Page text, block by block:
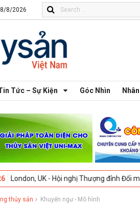
8/2026
Tức – Sự Kiện Góc Nhìn
- Hội nghị Thượng đỉnh Đổi mới Sáng
thủy sản Khuyến ngư - Mô hình